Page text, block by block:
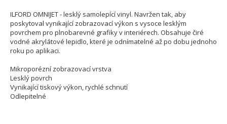
ILFORD OMNIJET - lesklý samolepící vinyl. Navržen tak, aby
poskytoval vynikající zobrazovací výkon s vysoce lesklým
povrchem pro plnobarevné grafiky v interiérech. Obsahuje čiré
vodné akrylátové lepidlo, které je odnímatelné až po dobu jednoho
roku po aplikaci.
Mikroporézní zobrazovací vrstva
Lesklý povrch
Vynikající tiskový výkon, rychlé schnutí
Odlepitelné